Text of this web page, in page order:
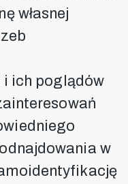
własnej
i ich poglądów
w